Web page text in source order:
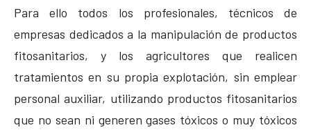
Para ello todos los profesionales, técnicos de
empresas dedicados a la manipulación de productos
fitosanitarios, y los agricultores que realicen
tratamientos en su propia explotación, sin emplear
personal auxiliar, utilizando productos fitosanitarios
que no sean ni generen gases tóxicos o muy tóxicos